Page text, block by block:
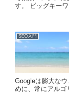
す。 ビッグキー
SEO入門
Googleは膨大な
めに、常にアルゴ